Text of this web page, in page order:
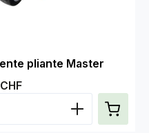
pliante Master
:
la quantité